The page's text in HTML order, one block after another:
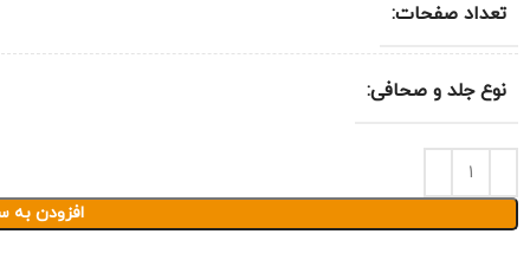
تعداد صفحات:
نوع جلد و صحافی:
افزودن به